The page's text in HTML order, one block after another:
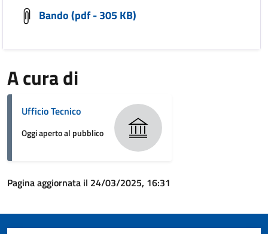
Bando (pdf - 305 KB)
A cura di
Ufficio Tecnico
Oggi aperto al pubblico
Pagina aggiornata il 24/03/2025, 16:31